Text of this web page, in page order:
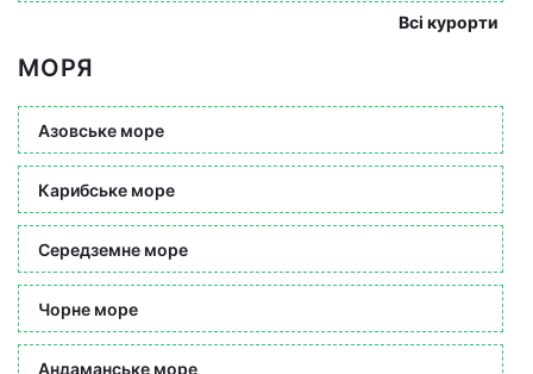
Всі курорти
МОРЯ
Азовське море
Карибське море
Середземне море
Чорне море
Андаманське море